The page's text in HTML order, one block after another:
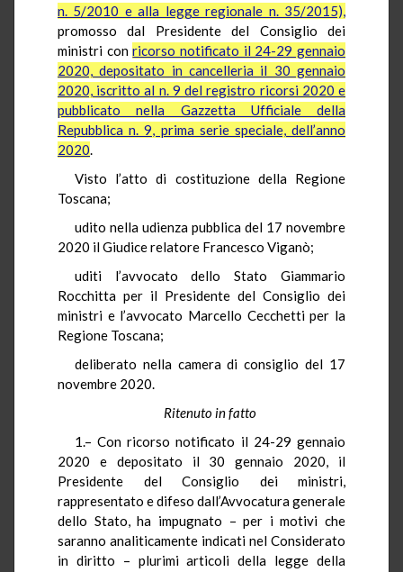
n. 5/2010 e alla legge regionale n. 35/2015),
promosso dal Presidente del Consiglio dei
ministri conricorso notificato il 24-29 gennaio
2020, depositato in cancelleria il 30 gennaio
2020, iscritto al n. 9 del registro ricorsi 2020 e
pubblicato nella Gazzetta Ufficiale della
Repubblica n. 9, prima serie speciale, dell’anno
2020.
Visto l’atto di costituzione della Regione
Toscana;
udito nella udienza pubblica del 17 novembre
2020 il Giudice relatore Francesco Viganò;
uditi l’avvocato dello Stato Giammario
Rocchitta per il Presidente del Consiglio dei
ministri e l’avvocato Marcello Cecchetti per la
Regione Toscana;
deliberato nella camera di consiglio del 17
novembre 2020.
Ritenuto in fatto
1.– Con ricorso notificato il 24-29 gennaio
2020 e depositato il 30 gennaio 2020, il
Presidente del Consiglio dei ministri,
rappresentato e difeso dall’Avvocatura generale
dello Stato, ha impugnato – per i motivi che
saranno analiticamente indicati nel Considerato
in diritto – plurimi articoli della legge della